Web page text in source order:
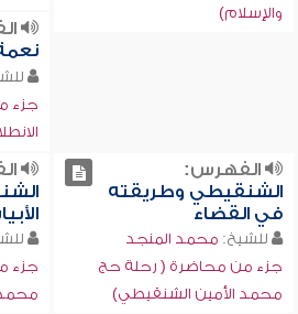
والإسلام)
جزء
الفهرس:
الشنقيطي وطريقته
في القضاء
للشيخ: محمد المنجد
جزء من محاضرة ( رحلة حج
محمد الأمين الشنقيطي)
جزء